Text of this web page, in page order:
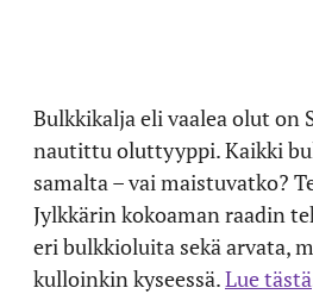
Bulkkikalja eli vaalea olut on
nautittu oluttyyppi. Kaikki
samalta – vai maistuvatko?
Jylkkärin kokoaman raadin
eri bulkkioluita sekä arvata,
kulloinkin kyseessä.Lue tästä